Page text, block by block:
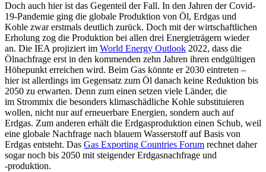
Doch auch hier ist das Gegenteil der Fall. In den Jahren der Covid-
19-Pandemie ging die globale Produktion von Öl, Erdgas und
Kohle zwar erstmals deutlich zurück. Doch mit der wirtschaftlichen
Erholung zog die Produktion bei allen drei Energieträgern wieder
an. Die IEA projiziert im World Energy Outlook 2022, dass die
Ölnachfrage erst in den kommenden zehn Jahren ihren endgültigen
Höhepunkt erreichen wird. Beim Gas könnte er 2030 eintreten –
hier ist allerdings im Gegensatz zum Öl danach keine Reduktion bis
2050 zu erwarten. Denn zum einen setzen viele Länder, die
im Strommix die besonders klimaschäd­liche Kohle substituieren
wollen, nicht nur auf erneuerbare Energien, sondern auch auf
Erdgas. Zum anderen erhält die Erdgas­produktion einen Schub, weil
eine globale Nachfrage nach blauem Wasserstoff auf Basis von
Erdgas entsteht. Das Gas Expor­ting Countries Forum rechnet daher
sogar noch bis 2050 mit steigender Erdgas­nach­frage und
‑produktion.